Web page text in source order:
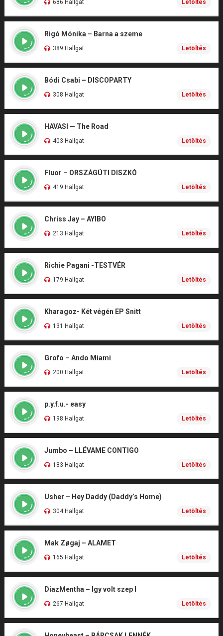
686 Hallgat Letöltés
Rigó Mónika – Barna a szeme
389 Hallgat Letöltés
Bódi Csabi – DISCOPARTY
308 Hallgat Letöltés
HAVASI — The Road
403 Hallgat Letöltés
Fluor – ORSZÁGÚTI DISZKÓ
419 Hallgat Letöltés
Chriss Jay – AYIBO
213 Hallgat Letöltés
Richie Pagani -TESTVÉR
179 Hallgat Letöltés
Kharagoz- Két végén EP Snitt
131 Hallgat Letöltés
Grofo – Ando Miami
200 Hallgat Letöltés
p.y.f.u.- easy
198 Hallgat Letöltés
Jumbo – LLÉVAME CONTIGO
183 Hallgat Letöltés
Usher – Hey Daddy (Daddy’s Home)
304 Hallgat Letöltés
Mak Zøgaj – ALAMET
165 Hallgat Letöltés
DiazMentha – Igy volt szep I
267 Hallgat Letöltés